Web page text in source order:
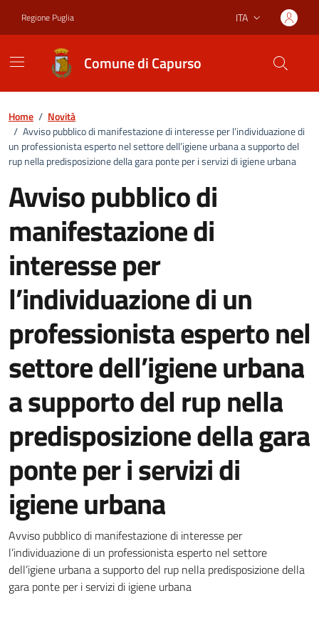
Regione Puglia Lingua attiva:
ITA
Comune di Capurso
Home / Novità
/ Avviso pubblico di manifestazione di interesse per l’individuazione di
un professionista esperto nel settore dell’igiene urbana a supporto del
rup nella predisposizione della gara ponte per i servizi di igiene urbana
Avviso pubblico di
manifestazione di
interesse per
l’individuazione di un
professionista esperto nel
settore dell’igiene urbana
a supporto del rup nella
predisposizione della gara
ponte per i servizi di
igiene urbana
Dettagli della notizia
Avviso pubblico di manifestazione di interesse per
l’individuazione di un professionista esperto nel settore
dell’igiene urbana a supporto del rup nella predisposizione della
gara ponte per i servizi di igiene urbana